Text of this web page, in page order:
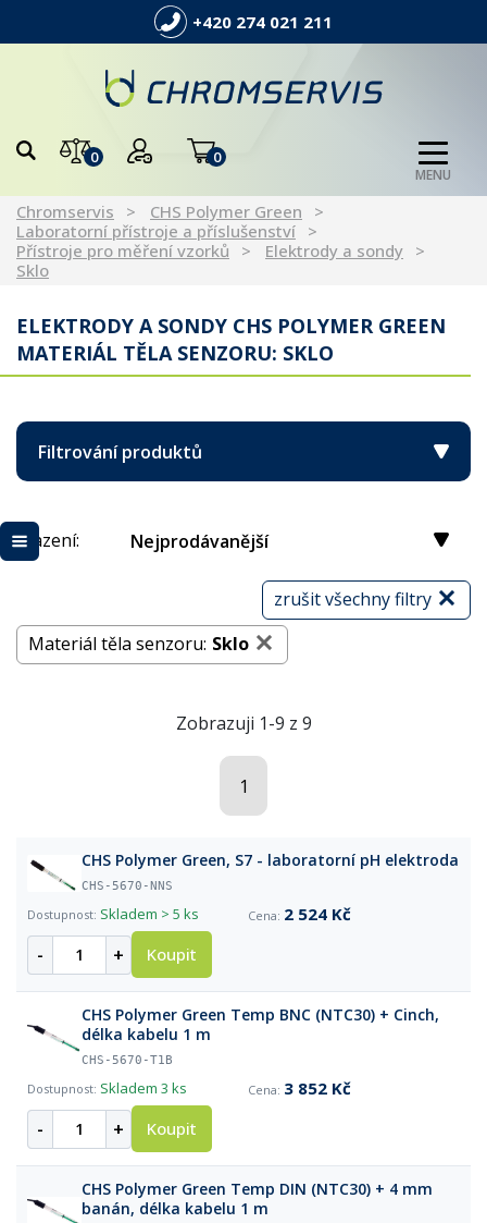
+420 274 021 211
0 0
MENU
Chromservis
CHS Polymer Green
Laboratorní přístroje a příslušenství
Přístroje pro měření vzorků
Elektrody a sondy
Sklo
ELEKTRODY A SONDY CHS POLYMER GREEN
MATERIÁL TĚLA SENZORU: SKLO
Filtrování produktů
Řazení: Nejprodávanější
zrušit všechny filtry
Materiál těla senzoru: Sklo
Zobrazuji 1-9 z 9
1
CHS Polymer Green, S7 - laboratorní pH elektroda
CHS-5670-NNS
Skladem > 5 ks 2 524 Kč
- + Koupit
CHS Polymer Green Temp BNC (NTC30) + Cinch,
délka kabelu 1 m
CHS-5670-T1B
Skladem 3 ks 3 852 Kč
- + Koupit
CHS Polymer Green Temp DIN (NTC30) + 4 mm
banán, délka kabelu 1 m